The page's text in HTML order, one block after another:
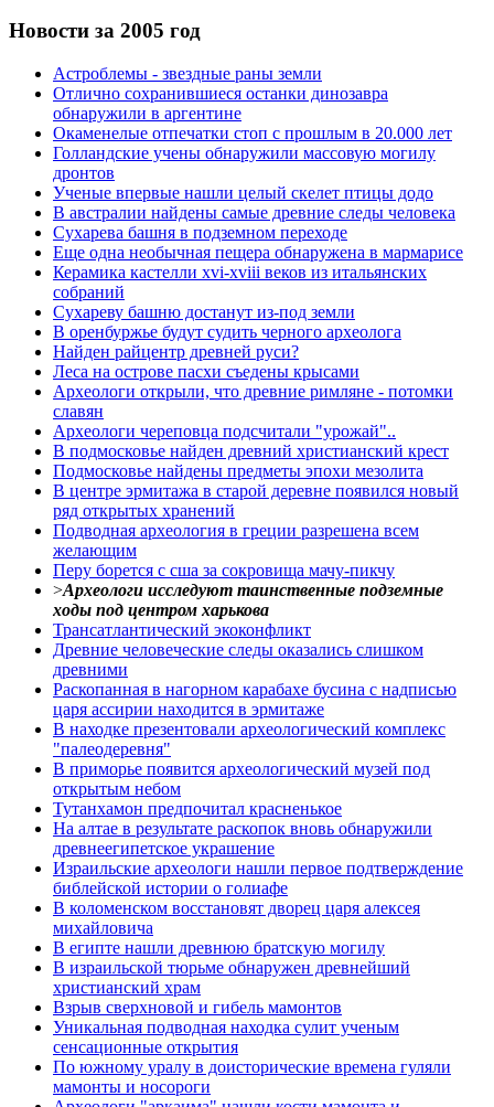
Новости за 2005 год
Астроблемы - звездные раны земли
Отлично сохранившиеся останки динозавра
обнаружили в аргентине
Окаменелые отпечатки стоп с прошлым в 20.000 лет
Голландские учены обнаружили массовую могилу
дронтов
Ученые впервые нашли целый скелет птицы додо
В австралии найдены самые древние следы человека
Сухарева башня в подземном переходе
Еще одна необычная пещера обнаружена в мармарисе
Керамика кастелли xvi-xviii веков из итальянских
собраний
Сухареву башню достанут из-под земли
В оренбуржье будут судить черного археолога
Найден райцентр древней руси?
Леса на острове пасхи съедены крысами
Археологи открыли, что древние римляне - потомки
славян
Археологи череповца подсчитали "урожай"..
В подмосковье найден древний христианский крест
Подмосковье найдены предметы эпохи мезолита
В центре эрмитажа в старой деревне появился новый
ряд открытых хранений
Подводная археология в греции разрешена всем
желающим
Перу борется с сша за сокровища мачу-пикчу
>Археологи исследуют таинственные подземные
ходы под центром харькова
Трансатлантический экоконфликт
Древние человеческие следы оказались слишком
древними
Раскопанная в нагорном карабахе бусина с надписью
царя ассирии находится в эрмитаже
В находке презентовали археологический комплекс
"палеодеревня"
В приморье появится археологический музей под
открытым небом
Тутанхамон предпочитал красненькое
На алтае в результате раскопок вновь обнаружили
древнеегипетское украшение
Израильские археологи нашли первое подтверждение
библейской истории о голиафе
В коломенском восстановят дворец царя алексея
михайловича
В египте нашли древнюю братскую могилу
В израильской тюрьме обнаружен древнейший
христианский храм
Взрыв сверхновой и гибель мамонтов
Уникальная подводная находка сулит ученым
сенсационные открытия
По южному уралу в доисторические времена гуляли
мамонты и носороги